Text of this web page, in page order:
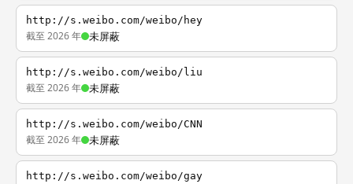
http://s.weibo.com/weibo/hey
截至 2026 年 未屏蔽
http://s.weibo.com/weibo/liu
截至 2026 年 未屏蔽
http://s.weibo.com/weibo/CNN
截至 2026 年 未屏蔽
http://s.weibo.com/weibo/gay